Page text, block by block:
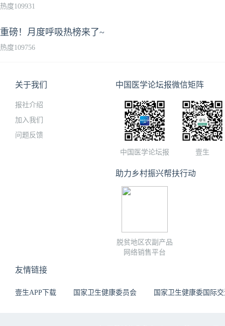
热度109931
重磅！月度呼吸热榜来了~
热度109756
关于我们
报社介绍
加入我们
问题反馈
中国医学论坛报微信矩阵
中国医学论坛报 壹生
助力乡村振兴帮扶行动
脱贫地区农副产品
网络销售平台
友情链接
壹生APP下载 国家卫生健康委员会 国家卫生健康委国际